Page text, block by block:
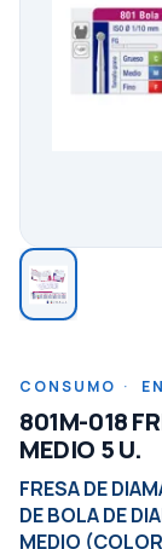
CONSUMO ·
801M-018
MEDIO 5 U.
FRESA DE
DE BOLA DE
MEDIO